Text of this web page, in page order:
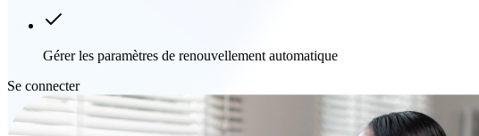
Gérer les paramètres de renouvellement automatique
Se connecter